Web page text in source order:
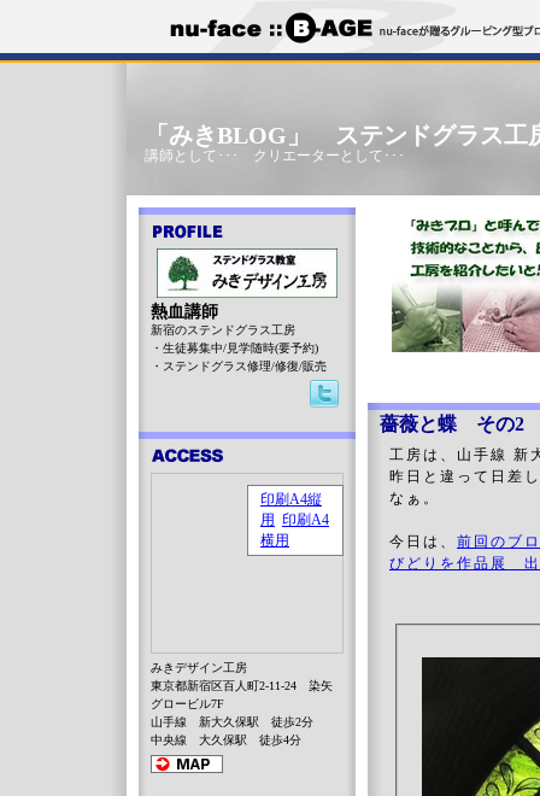
「みきBLOG」 ステンドグラス工
講師として･･･ クリエーターとして･･･
薔薇と蝶 その2
工房は、山手線 新
昨日と違って日差
なぁ。
今日は、 前回のブ
びどりを作品展
熱血講師
新宿のステンドグラス工房
・生徒募集中/見学随時(要予約)
・ステンドグラス修理/修復/販売
みきデザイン工房
東京都新宿区百人町2-11-24 染矢
グロービル7F
山手線 新大久保駅 徒歩2分
中央線 大久保駅 徒歩4分